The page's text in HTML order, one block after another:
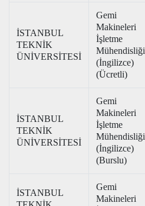
İSTANBUL
TEKNİK
ÜNİVERSİTESİ
Gemi
Makineleri
İşletme
Mühendisliği
(İngilizce)
(Ücretli)
İSTANBUL
TEKNİK
ÜNİVERSİTESİ
Gemi
Makineleri
İşletme
Mühendisliği
(İngilizce)
(Burslu)
İSTANBUL
Gemi
Makineleri